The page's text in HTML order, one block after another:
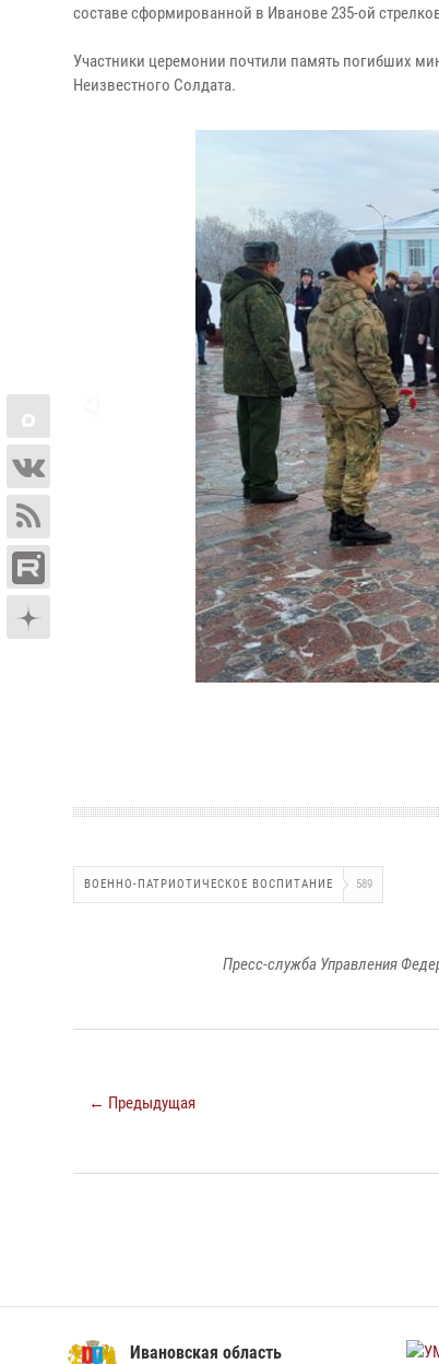
составе сформированной в Иванове 235-ой
Участники церемонии почтили память погибших
Неизвестного Солдата.
ВОЕННО-ПАТРИОТИЧЕСКОЕ ВОСПИТАНИЕ 589
Пресс-служба Управления
← Предыдущая
Ивановская область